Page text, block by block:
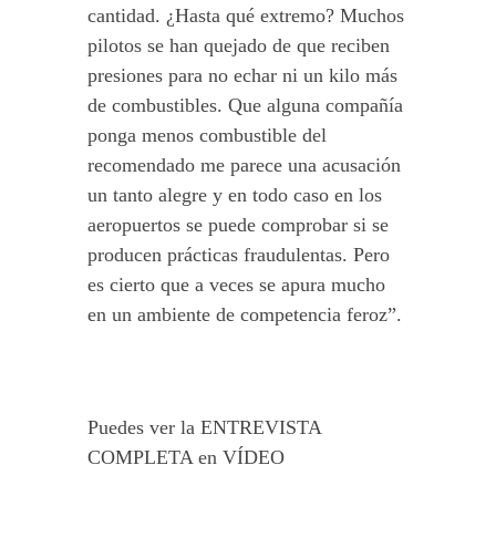
cantidad. ¿Hasta qué extremo? Muchos
pilotos se han quejado de que reciben
presiones para no echar ni un kilo más
de combustibles. Que alguna compañía
ponga menos combustible del
recomendado me parece una acusación
un tanto alegre y en todo caso en los
aeropuertos se puede comprobar si se
producen prácticas fraudulentas. Pero
es cierto que a veces se apura mucho
en un ambiente de competencia feroz”.
Puedes ver la ENTREVISTA
COMPLETA en VÍDEO